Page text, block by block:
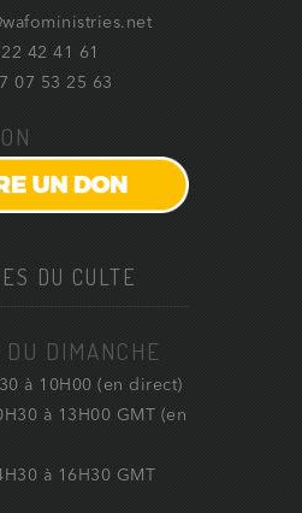
42 41 61
07 53 25 63
DU CULTE
DU DIMANCHE
à 10H00 (en direct)
à 13H00 GMT (en
à 16H30 GMT